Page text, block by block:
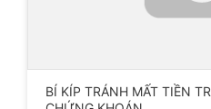
BÍ KÍP TRÁNH MẤT TIỀN